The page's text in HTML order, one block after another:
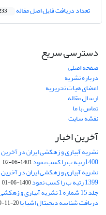
تعداد دریافت فایل اصل مقاله
دسترسی سریع
صفحه اصلی
درباره نشریه
اعضای هیات تحریریه
ارسال مقاله
تماس با ما
نقشه سایت
آخرین اخبار
نشریه آبیاری و زهکشی ایران در
1400رتبه ب را کسب نمود 1401-06-02
نشریه آبیاری و زهکشی ایران در
1399 رتبه ب را کسب نمود 1400-06-01
جلد 15 شماره 1 نشریه آبیاری و زهکشی ایران منتشر شد
دریافت شناسه دیجیتال اشیا یا Digital Object Recognizer (DOR)11-20